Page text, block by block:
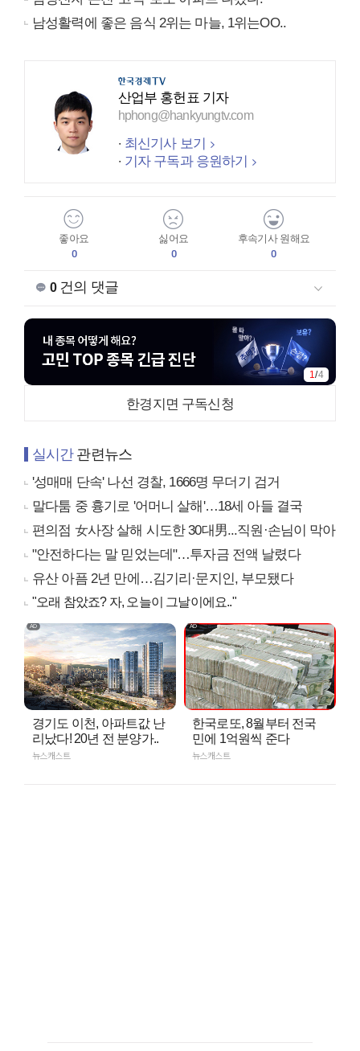
남성활력에 좋은 음식 2위는 마늘, 1위는OO..
산업부 홍헌표 기자
hphong@hankyungtv.com
최신기사 보기
기자 구독과 응원하기
좋아요
0
싫어요
0
후속기사 원해요
0
0건의 댓글
2 /4
한경지면 구독신청
실시간관련뉴스
'성매매 단속' 나선 경찰, 1666명 무더기 검거
말다툼 중 흉기로 '어머니 살해'…18세 아들 결국
편의점 女사장 살해 시도한 30대男...직원·손님이 막아
"안전하다는 말 믿었는데"…투자금 전액 날렸다
유산 아픔 2년 만에…김기리·문지인, 부모됐다
"오래 참았죠? 자, 오늘이 그날이에요.."
경기도 이천, 아파트값 난
리났다! 20년 전 분양가..
뉴스캐스트
한국로또, 8월부터 전국
민에 1억원씩 준다
뉴스캐스트